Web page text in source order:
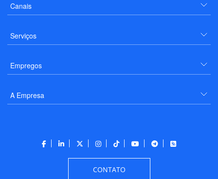
Canais
Serviços
Empregos
A Empresa
CONTATO